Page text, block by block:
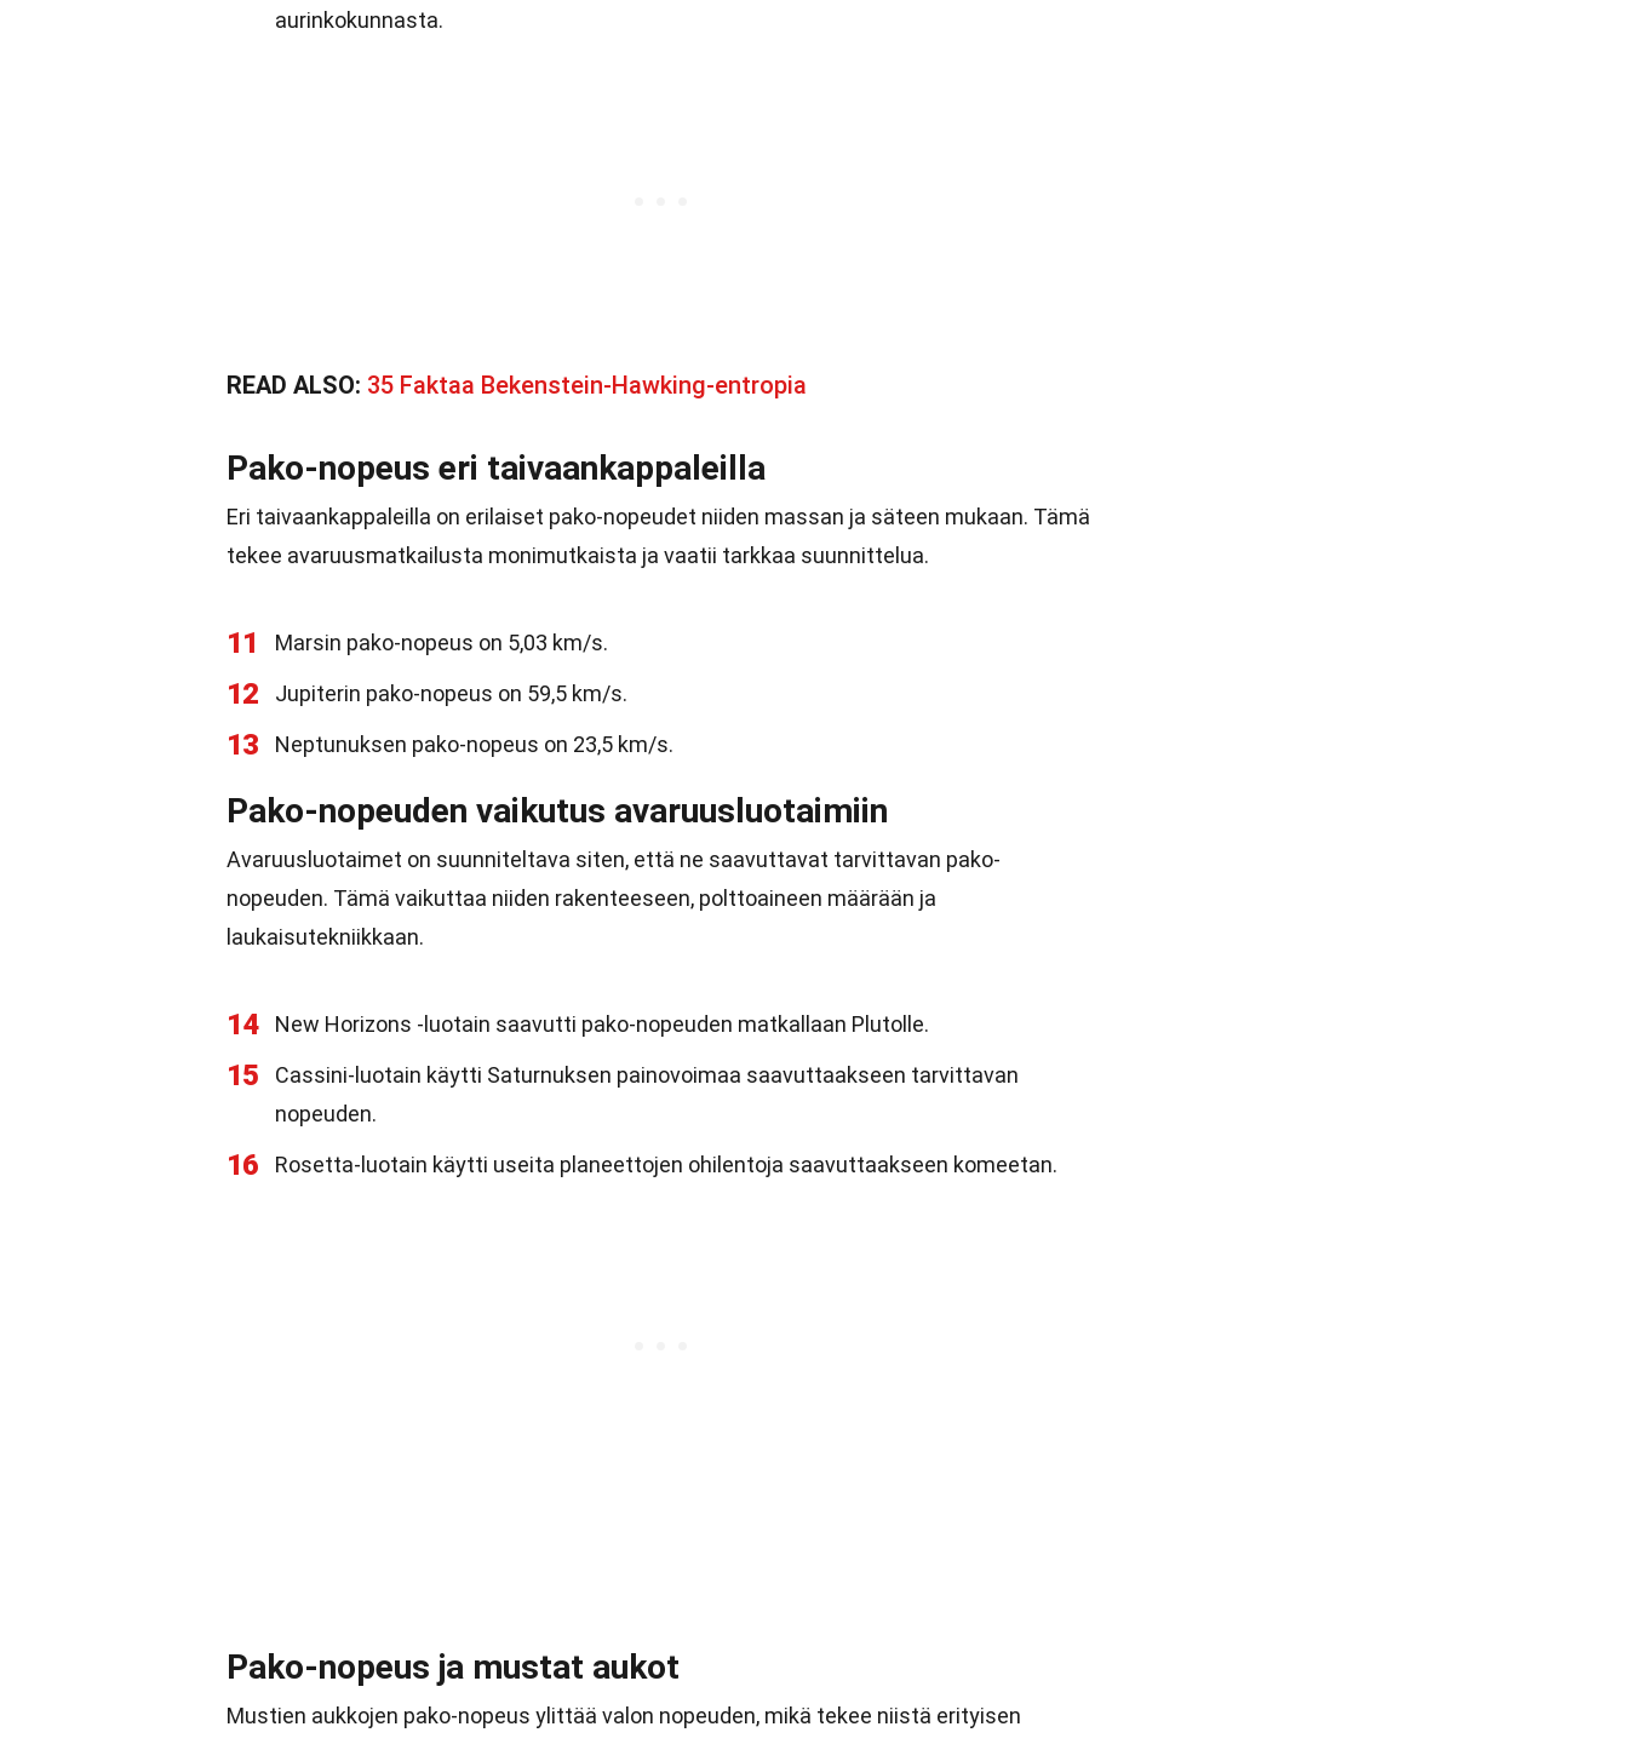
aurinkokunnasta.
READ ALSO: 35 Faktaa Bekenstein-Hawking-entropia
Pako-nopeus eri taivaankappaleilla
Eri taivaankappaleilla on erilaiset pako-nopeudet niiden massan ja säteen mukaan. Tämä
tekee avaruusmatkailusta monimutkaista ja vaatii tarkkaa suunnittelua.
11 Marsin pako-nopeus on 5,03 km/s.
12 Jupiterin pako-nopeus on 59,5 km/s.
13 Neptunuksen pako-nopeus on 23,5 km/s.
Pako-nopeuden vaikutus avaruusluotaimiin
Avaruusluotaimet on suunniteltava siten, että ne saavuttavat tarvittavan pako-
nopeuden. Tämä vaikuttaa niiden rakenteeseen, polttoaineen määrään ja
laukaisutekniikkaan.
14 New Horizons -luotain saavutti pako-nopeuden matkallaan Plutolle.
15
Cassini-luotain käytti Saturnuksen painovoimaa saavuttaakseen tarvittavan
nopeuden.
16 Rosetta-luotain käytti useita planeettojen ohilentoja saavuttaakseen komeetan.
Pako-nopeus ja mustat aukot
Mustien aukkojen pako-nopeus ylittää valon nopeuden, mikä tekee niistä erityisen